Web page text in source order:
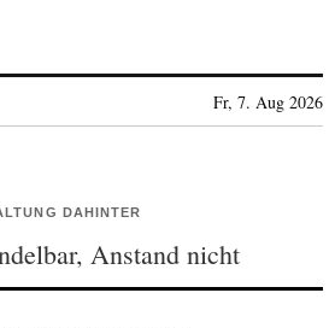
Fr, 7. Aug 2026
DAHINTER
Anstand nicht